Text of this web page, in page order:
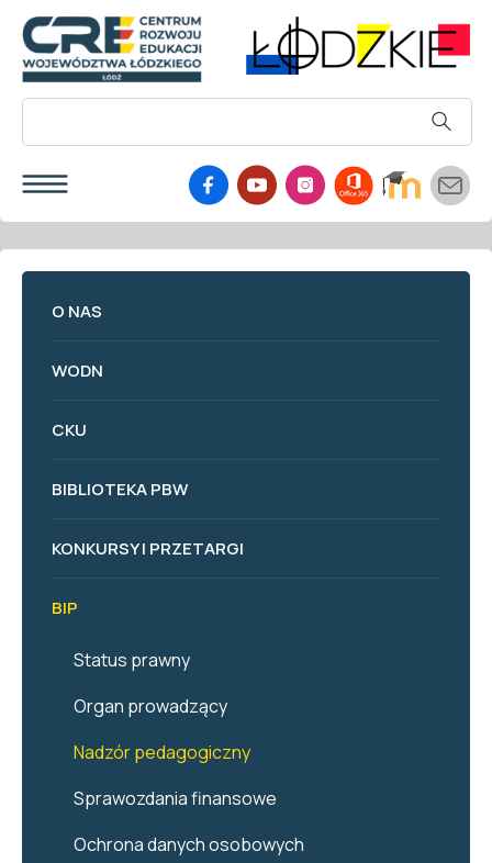
O NAS
WODN
CKU
BIBLIOTEKA PBW
KONKURSY I PRZETARGI
BIP
Status prawny
Organ prowadzący
Nadzór pedagogiczny
Sprawozdania finansowe
Ochrona danych osobowych